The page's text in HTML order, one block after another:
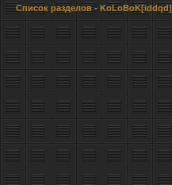
Список разделов- KoLoBoK[iddqd]